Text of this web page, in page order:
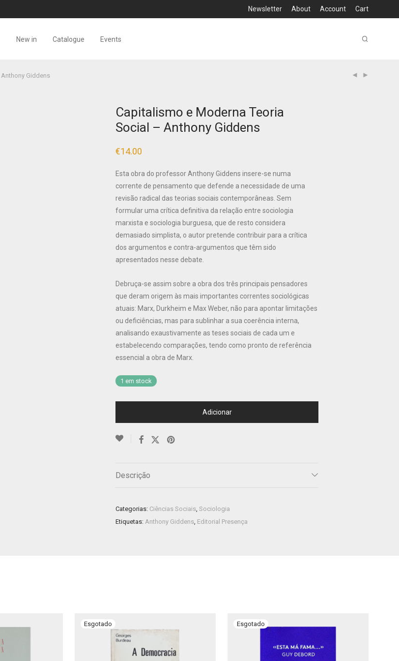
Newsletter About Account Cart
New in Catalogue Events
Giddens
Capitalismo e Moderna Teoria
Social – Anthony Giddens
€14.00
Esta obra do professor Anthony Giddens insere-se numa
corrente de pensamento que defende a necessidade de uma
revisão radical das teorias sociais contemporâneas. Sem
formular uma crítica definitiva da relação entre sociologia
marxista e sociologia burguesa, que de resto considera
demasiado simplista, o autor pretende contribuir para a crítica
dos argumentos e contra-argumentos que têm sido
apresentados nesse debate.
Debruça-se assim sobre a obra dos três principais pensadores
que deram origem às mais importantes correntes sociológicas
atuais: Marx, Durkheim e Max Weber, não para apontar limitações
ou deficiências, mas para sublinhar a sua coerência interna,
analisando exaustivamente as teses sociais de cada um e
estabelecendo comparações, tendo como pronto de referência
essencial a obra de Marx.
1 em stock
Adicionar
Descrição
Categorias: Ciências Sociais, Sociologia
Etiquetas: Anthony Giddens, Editorial Presença